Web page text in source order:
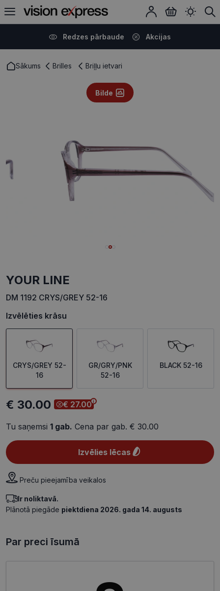
Redzes pārbaude Akcijas
Sākums Brilles Briļļu ietvari
Bilde
YOUR LINE
DM 1192 CRYS/GREY 52-16
Izvēlēties krāsu
CRYS/GREY 52-
16
GR/GRY/PNK
52-16
BLACK 52-16
€ 30.00 € 27.00
Tu saņemsi 1 gab. Cena par gab. € 30.00
Izvēlies lēcas
Preču pieejamība veikalos
Ir noliktavā.
Plānotā piegāde piektdiena 2026. gada 14. augusts
Par preci īsumā